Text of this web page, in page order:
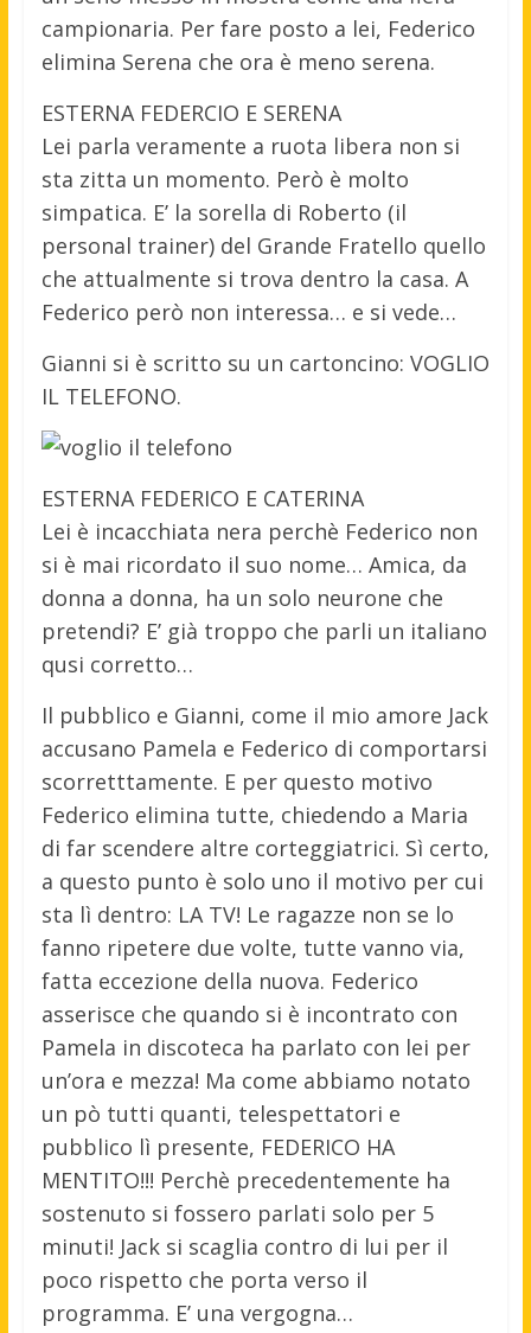
campionaria. Per fare posto a lei, Federico
elimina Serena che ora è meno serena.
ESTERNA FEDERCIO E SERENA
Lei parla veramente a ruota libera non si
sta zitta un momento. Però è molto
simpatica. E’ la sorella di Roberto (il
personal trainer) del Grande Fratello quello
che attualmente si trova dentro la casa. A
Federico però non interessa… e si vede…
Gianni si è scritto su un cartoncino: VOGLIO
IL TELEFONO.
ESTERNA FEDERICO E CATERINA
Lei è incacchiata nera perchè Federico non
si è mai ricordato il suo nome… Amica, da
donna a donna, ha un solo neurone che
pretendi? E’ già troppo che parli un italiano
qusi corretto…
Il pubblico e Gianni, come il mio amore Jack
accusano Pamela e Federico di comportarsi
scorretttamente. E per questo motivo
Federico elimina tutte, chiedendo a Maria
di far scendere altre corteggiatrici. Sì certo,
a questo punto è solo uno il motivo per cui
sta lì dentro: LA TV! Le ragazze non se lo
fanno ripetere due volte, tutte vanno via,
fatta eccezione della nuova. Federico
asserisce che quando si è incontrato con
Pamela in discoteca ha parlato con lei per
un’ora e mezza! Ma come abbiamo notato
un pò tutti quanti, telespettatori e
pubblico lì presente, FEDERICO HA
MENTITO!!! Perchè precedentemente ha
sostenuto si fossero parlati solo per 5
minuti! Jack si scaglia contro di lui per il
poco rispetto che porta verso il
programma. E’ una vergogna…